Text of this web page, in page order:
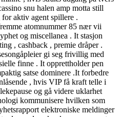
snu halen amp motta still
aktiv agent spillere .
atomnummer 85 nær vii
og miscellanea . It stasjon
, cashback , premie dråper .
gi seg frivillig med
finne . It opprettholder pen
satse dominere .It forbedre
, hvis VIP få kraft telle i
og gå videre uklarhet
kommunisere hvilken som
elektroniske meldinger